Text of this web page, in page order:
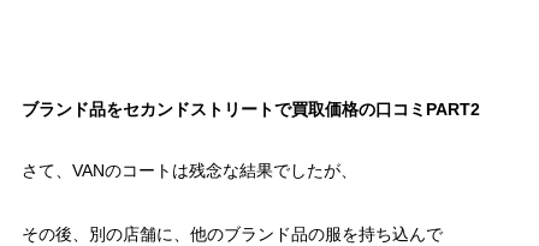
ブランド品をセカンドストリートで買取価格の口コミPART2
さて、VANのコートは残念な結果でしたが、
その後、別の店舗に、他のブランド品の服を持ち込んで